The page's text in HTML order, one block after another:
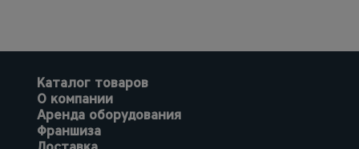
Каталог товаров
О компании
Аренда оборудования
Франшиза